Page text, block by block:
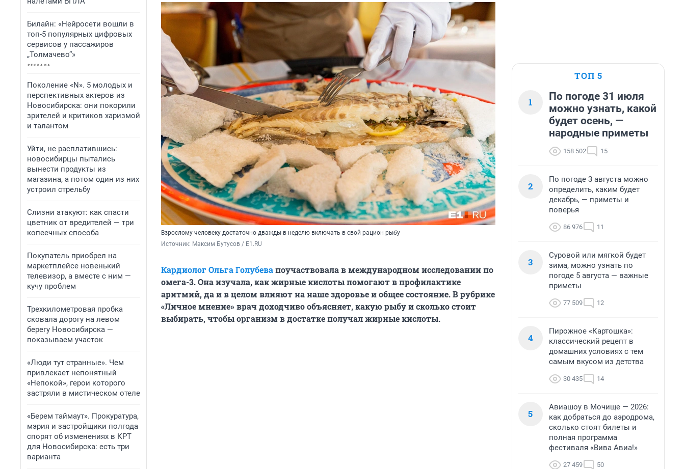
Билайн: «Нейросети вошли в
топ-5 популярных цифровых
сервисов у пассажиров
„Толмачево“»
Поколение «N». 5 молодых и
перспективных актеров из
Новосибирска: они покорили
зрителей и критиков харизмой
и талантом
Уйти, не расплатившись:
новосибирцы пытались
вынести продукты из
магазина, а потом один из них
устроил стрельбу
Слизни атакуют: как спасти
цветник от вредителей — три
копеечных способа
Покупатель приобрел на
маркетплейсе новенький
телевизор, а вместе с ним —
кучу проблем
Трехкилометровая пробка
сковала дорогу на левом
берегу Новосибирска —
показываем участок
«Люди тут странные». Чем
привлекает непонятный
«Непокой», герои которого
застряли в мистическом отеле
«Берем таймаут». Прокуратура,
мэрия и застройщики полгода
спорят об изменениях в КРТ
для Новосибирска: есть три
варианта
Взрослому человеку достаточно дважды в неделю включать в свой рацион рыбу
Источник: Максим Бутусов / E1.RU
Кардиолог Ольга Голубевапоучаствовала в международном исследовании по
омега-3. Она изучала, как жирные кислоты помогают в профилактике
аритмий, да и в целом влияют на наше здоровье и общее состояние. В рубрике
«Личное мнение» врач доходчиво объясняет, какую рыбу и сколько стоит
выбирать, чтобы организм в достатке получал жирные кислоты.
ТОП 5
1
По погоде 31 июля
можно узнать, какой
будет осень, —
народные приметы
158 502 15
2
По погоде 3 августа можно
определить, каким будет
декабрь, — приметы и
поверья
86 976 11
3
Суровой или мягкой будет
зима, можно узнать по
погоде 5 августа — важные
приметы
77 509 12
4
Пирожное «Картошка»:
классический рецепт в
домашних условиях с тем
самым вкусом из детства
30 435 14
5
Авиашоу в Мочище — 2026:
как добраться до аэродрома,
сколько стоят билеты и
полная программа
фестиваля «Вива Авиа!»
27 459 50